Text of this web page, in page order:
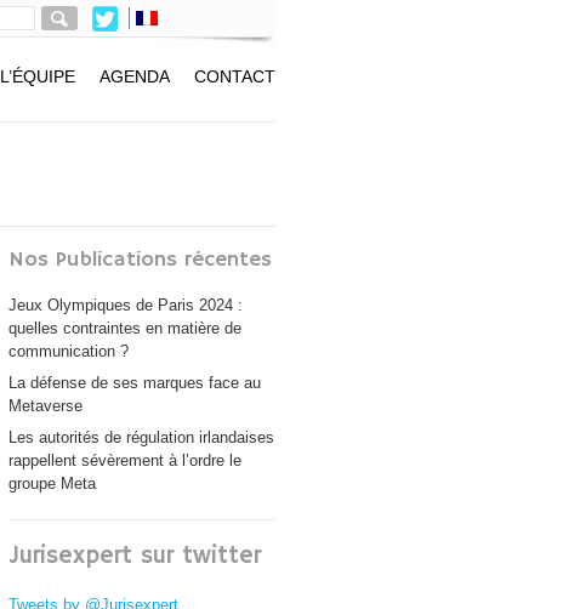
L’ÉQUIPE AGENDA CONTACT
Nos Publications récentes
Jeux Olympiques de Paris 2024 :
quelles contraintes en matière de
communication ?
La défense de ses marques face au
Metaverse
Les autorités de régulation irlandaises
rappellent sévèrement à l’ordre le
groupe Meta
Jurisexpert sur twitter
Tweets by @Jurisexpert